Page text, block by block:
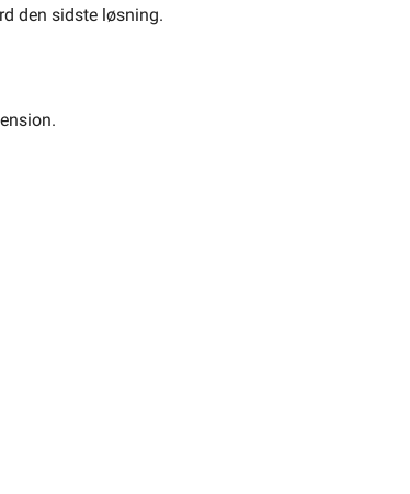
den sidste løsning.